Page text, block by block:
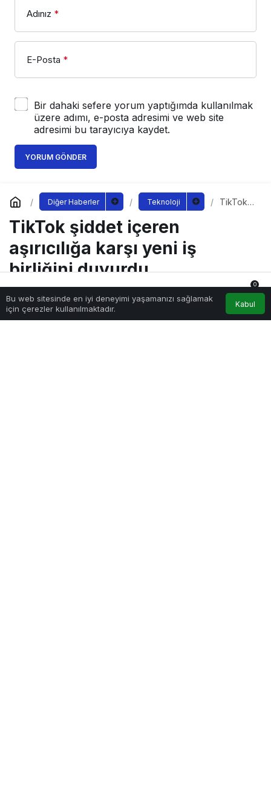
Adınız *
E-Posta *
Bir dahaki sefere yorum yaptığımda kullanılmak
üzere adımı, e-posta adresimi ve web site
adresimi bu tarayıcıya kaydet.
YORUM GÖNDER
Diğer Haberler Teknoloji
TikTok
duyurdu
TikTok şiddet içeren
aşırıcılığa karşı yeni iş
birliğini duyurdu
Sağlıklı.Orgtarafından yayınlandı
9 Eylül 2022, 10:20yayınlandı
Bu web sitesinde en iyi deneyimi yaşamanızı sağlamak
için çerezler kullanılmaktadır.
Kabul
Anasayfa Akış Hesabım Bildirimler
0